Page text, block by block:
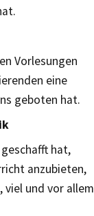
Vorlesungen
eine
geboten hat.
hat,
anzubieten,
und vor allem